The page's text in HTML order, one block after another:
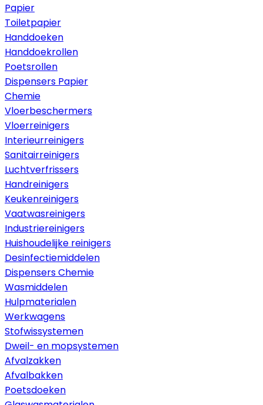
Papier
Toiletpapier
Handdoeken
Handdoekrollen
Poetsrollen
Dispensers Papier
Chemie
Vloerbeschermers
Vloerreinigers
Interieurreinigers
Sanitairreinigers
Luchtverfrissers
Handreinigers
Keukenreinigers
Vaatwasreinigers
Industriereinigers
Huishoudelijke reinigers
Desinfectiemiddelen
Dispensers Chemie
Wasmiddelen
Hulpmaterialen
Werkwagens
Stofwissystemen
Dweil- en mopsystemen
Afvalzakken
Afvalbakken
Poetsdoeken